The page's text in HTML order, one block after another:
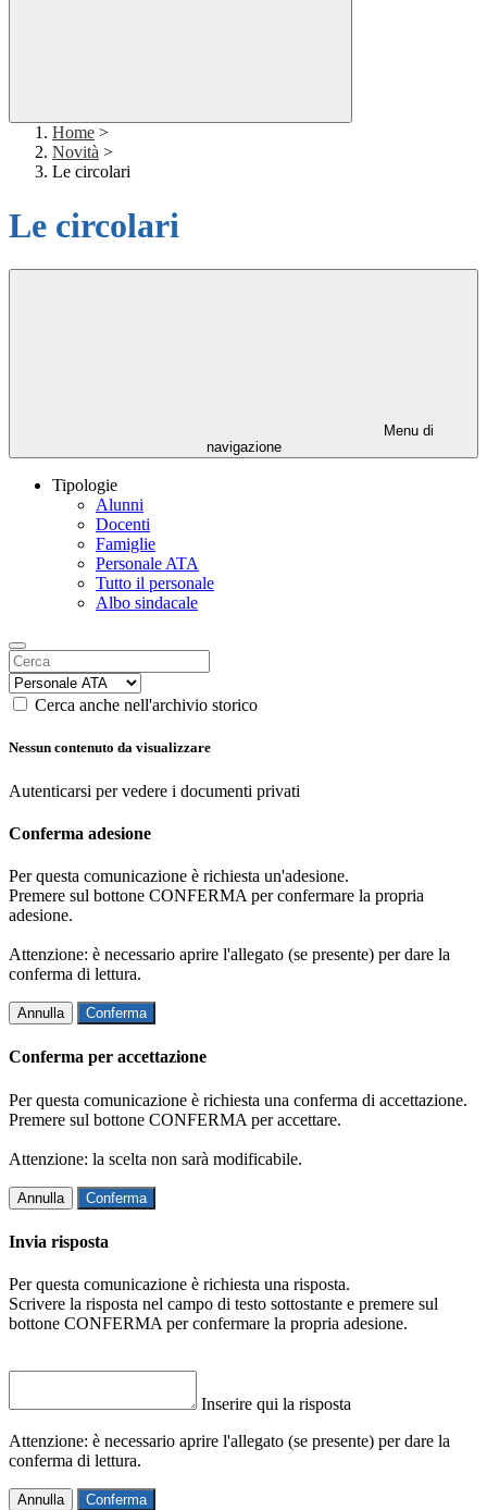
Home >
Novità >
Le circolari
Le circolari
Menu di
navigazione
Tipologie
Alunni
Docenti
Famiglie
Personale ATA
Tutto il personale
Albo sindacale
Cerca anche nell'archivio storico
Nessun contenuto da visualizzare
Autenticarsi per vedere i documenti privati
Conferma adesione
Per questa comunicazione è richiesta un'adesione.
Premere sul bottone CONFERMA per confermare la propria
adesione.
Attenzione: è necessario aprire l'allegato (se presente) per dare la
conferma di lettura.
Annulla Conferma
Conferma per accettazione
Per questa comunicazione è richiesta una conferma di accettazione.
Premere sul bottone CONFERMA per accettare.
Attenzione: la scelta non sarà modificabile.
Annulla Conferma
Invia risposta
Per questa comunicazione è richiesta una risposta.
Scrivere la risposta nel campo di testo sottostante e premere sul
bottone CONFERMA per confermare la propria adesione.
Inserire qui la risposta
Attenzione: è necessario aprire l'allegato (se presente) per dare la
conferma di lettura.
Annulla Conferma